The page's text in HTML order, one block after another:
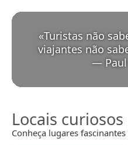
«Turistas não
viajantes não
—
Locais
Conheça lugares